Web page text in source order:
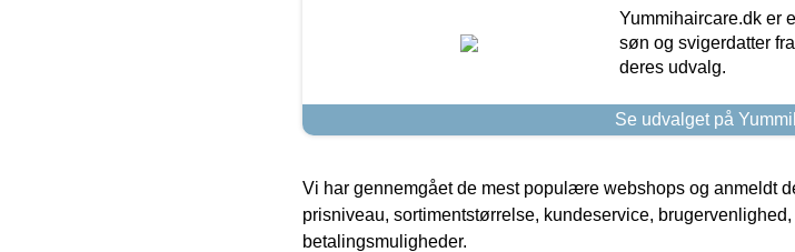
Yummihaircare.dk er
søn og svigerdatter
deres udvalg.
Se udvalget på
Vi har gennemgået de mest populære webshops og anmeldt
prisniveau, sortimentstørrelse, kundeservice,
betalingsmuligheder.